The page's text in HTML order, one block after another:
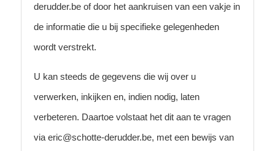
derudder.be of door het aankruisen van een vakje in
de informatie die u bij specifieke gelegenheden
wordt verstrekt.
U kan steeds de gegevens die wij over u
verwerken, inkijken en, indien nodig, laten
verbeteren. Daartoe volstaat het dit aan te vragen
via eric@schotte-derudder.be, met een bewijs van